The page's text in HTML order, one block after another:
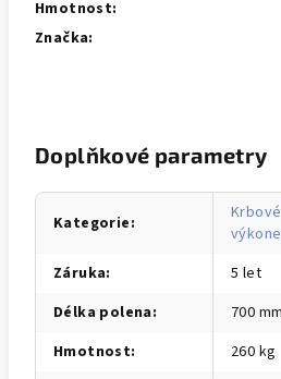
Hmotnost:
Značka:
Doplňkové parametry
Kategorie:
Záruka:
5 let
Délka polena:
700 mm
Hmotnost:
260 kg